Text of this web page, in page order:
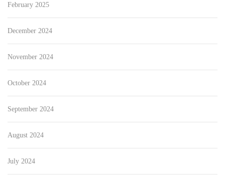
February 2025
December 2024
November 2024
October 2024
September 2024
August 2024
July 2024